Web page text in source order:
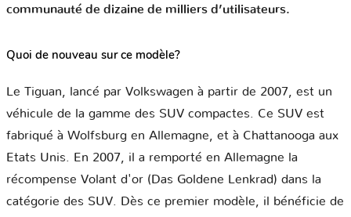
communauté de dizaine de milliers d’utilisateurs.
Quoi de nouveau sur ce modèle?
Le Tiguan, lancé par Volkswagen à partir de 2007, est un
véhicule de la gamme des SUV compactes. Ce SUV est
fabriqué à Wolfsburg en Allemagne, et à Chattanooga aux
Etats Unis. En 2007, il a remporté en Allemagne la
récompense Volant d'or (Das Goldene Lenkrad) dans la
catégorie des SUV. Dès ce premier modèle, il bénéficie de